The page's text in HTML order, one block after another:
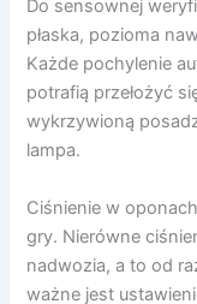
Do sensownej
płaska, pozioma
Każde pochylenie
potrafią przełożyć
wykrzywioną
lampa.
Ciśnienie w
gry. Nierówne
nadwozia, a to od
ważne jest